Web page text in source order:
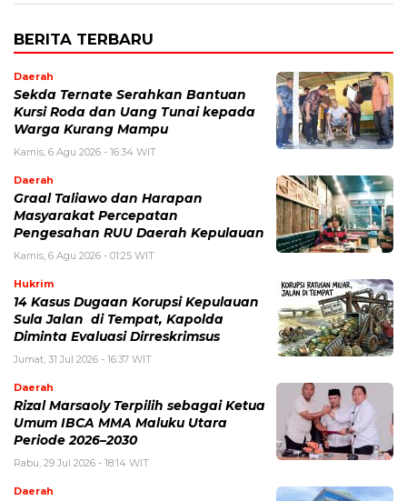
BERITA TERBARU
Daerah
Sekda Ternate Serahkan Bantuan
Kursi Roda dan Uang Tunai kepada
Warga Kurang Mampu
Kamis, 6 Agu 2026 - 16:34 WIT
Daerah
Graal Taliawo dan Harapan
Masyarakat Percepatan
Pengesahan RUU Daerah Kepulauan
Kamis, 6 Agu 2026 - 01:25 WIT
Hukrim
14 Kasus Dugaan Korupsi Kepulauan
Sula Jalan di Tempat, Kapolda
Diminta Evaluasi Dirreskrimsus
Jumat, 31 Jul 2026 - 16:37 WIT
Daerah
Rizal Marsaoly Terpilih sebagai Ketua
Umum IBCA MMA Maluku Utara
Periode 2026–2030
Rabu, 29 Jul 2026 - 18:14 WIT
Daerah